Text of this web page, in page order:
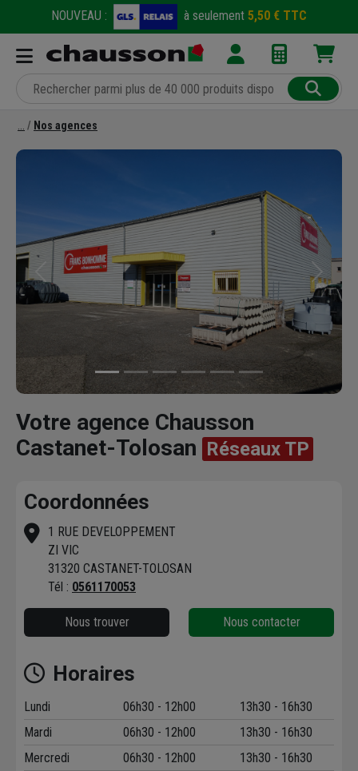
NOUVEAU : à seulement 5,50 € TTC
Nos agences
Précédent Suivant
Votre agence Chausson
Castanet-Tolosan Réseaux TP
Coordonnées
1 RUE DEVELOPPEMENT
ZI VIC
31320 CASTANET-TOLOSAN
Tél : 0561170053
Nous trouver Nous contacter
Horaires
Lundi 06h30 - 12h00
13h30 - 16h30
Mardi
06h30 - 12h00
13h30 - 16h30
Mercredi
06h30 - 12h00
13h30 - 16h30